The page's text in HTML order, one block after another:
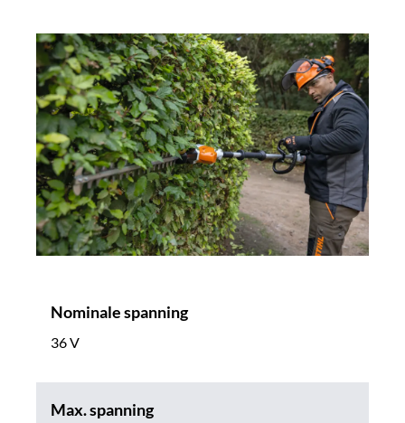
Nominale spanning
36 V
Max. spanning